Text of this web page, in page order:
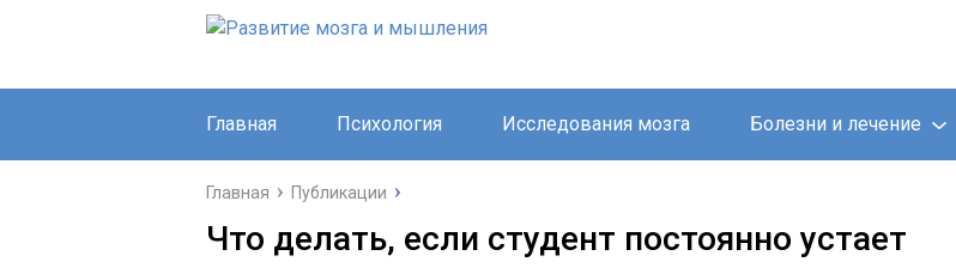
Главная Психология Исследования мозга Болезни и лечение
Главная Публикации
Что делать, если студент постоянно устает